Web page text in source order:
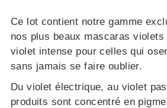
Ce lot contient notre gamme
nos plus beaux mascaras
violet intense pour celles qui
sans jamais se faire oublier.
Du violet électrique, au violet
produits sont concentré en